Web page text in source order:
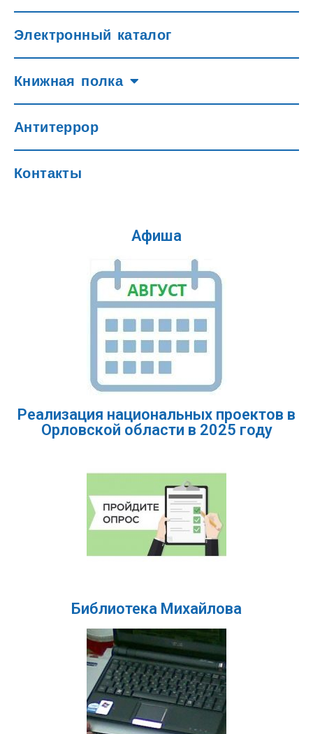
Электронный каталог
Книжная полка
Антитеррор
Контакты
Афиша
Реализация национальных проектов в
Орловской области в 2025 году
Библиотека Михайлова